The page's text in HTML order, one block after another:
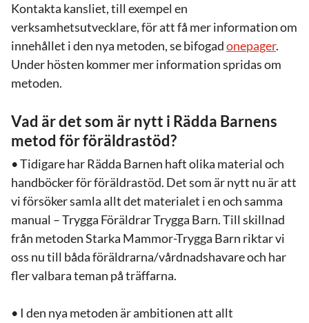
Kontakta kansliet, till exempel en
verksamhetsutvecklare, för att få mer information om
innehållet i den nya metoden, se bifogadonepager.
Under hösten kommer mer information spridas om
metoden.
Vad är det som är nytt i Rädda Barnens
metod för föräldrastöd?
• Tidigare har Rädda Barnen haft olika material och
handböcker för föräldrastöd. Det som är nytt nu är att
vi försöker samla allt det materialet i en och samma
manual – Trygga Föräldrar Trygga Barn. Till skillnad
från metoden Starka Mammor-Trygga Barn riktar vi
oss nu till båda föräldrarna/vårdnadshavare och har
fler valbara teman på träffarna.
• I den nya metoden är ambitionen att allt